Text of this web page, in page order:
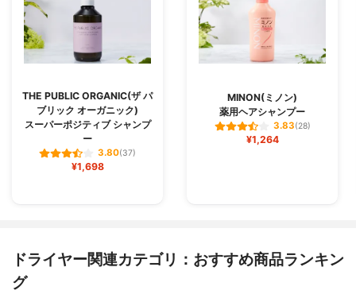
THE PUBLIC ORGANIC(ザ パ
ブリック オーガニック)
スーパーポジティブ シャンプ
ー
3.80(37)
¥1,698
MINON(ミノン)
薬用ヘアシャンプー
3.83(28)
¥1,264
ドライヤー関連カテゴリ：おすすめ商品ランキン
グ